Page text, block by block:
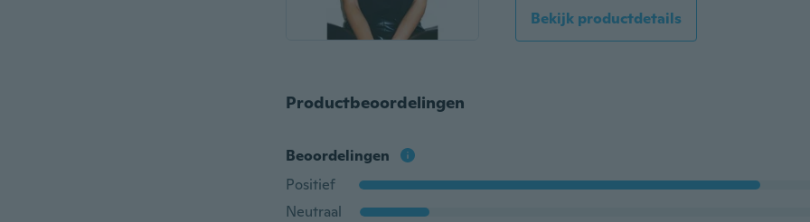
Bekijk productdetails
Productbeoordelingen
Beoordelingen
Positief
Neutraal